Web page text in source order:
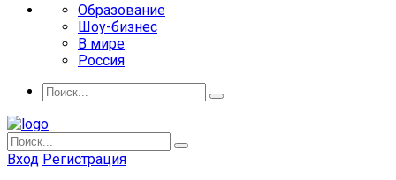
Образование
Шоу-бизнес
В мире
Россия
Вход Регистрация